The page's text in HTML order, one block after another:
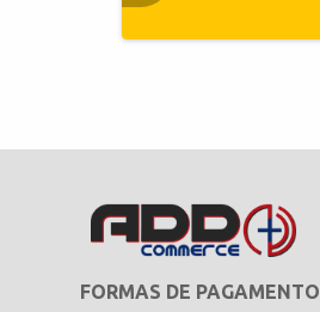
FORMAS DE PAGAMENTO